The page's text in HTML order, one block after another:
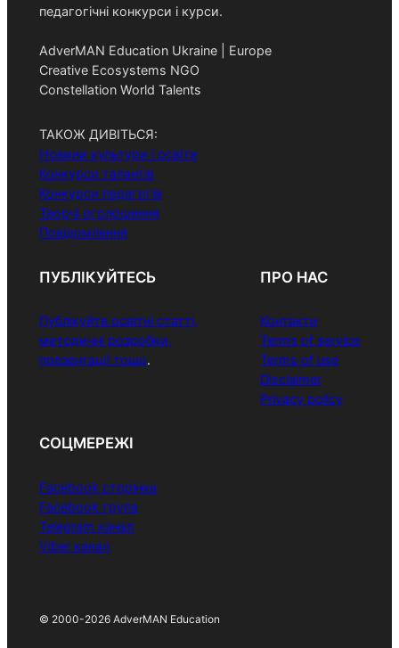
педагогічні конкурси і курси.
AdverMAN Education Ukraine | Europe
Creative Ecosystems NGO
Constellation World Talents
ТАКОЖ ДИВІТЬСЯ:
Новини культури і освіти
Конкурси талантів
Конкурси педагогів
Творчі оголошення
Повідомлення
ПУБЛІКУЙТЕСЬ
Публікуйте освітні статті,
методичні розробки,
презентації тощо.
ПРО НАС
Контакти
Terms of service
Terms of use
Disclaimer
Privacy policy
СОЦМЕРЕЖІ
Facebook сторінка
Facebook група
Telegram канал
Viber канал
© 2000-2026 AdverMAN Education